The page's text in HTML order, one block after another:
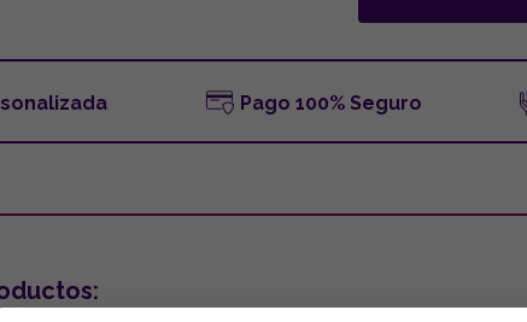
Pago 100% Seguro